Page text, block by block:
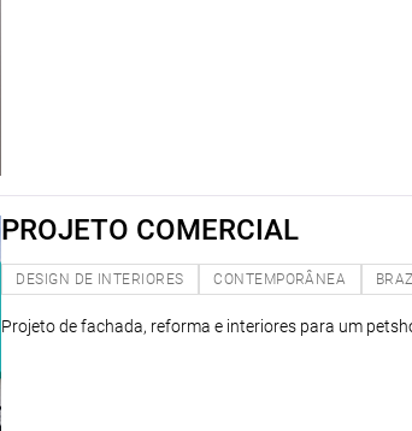
PROJETO COMERCIAL
DESIGN DE INTERIORES CONTEMPORÂNEA
Projeto de fachada, reforma e interiores para um